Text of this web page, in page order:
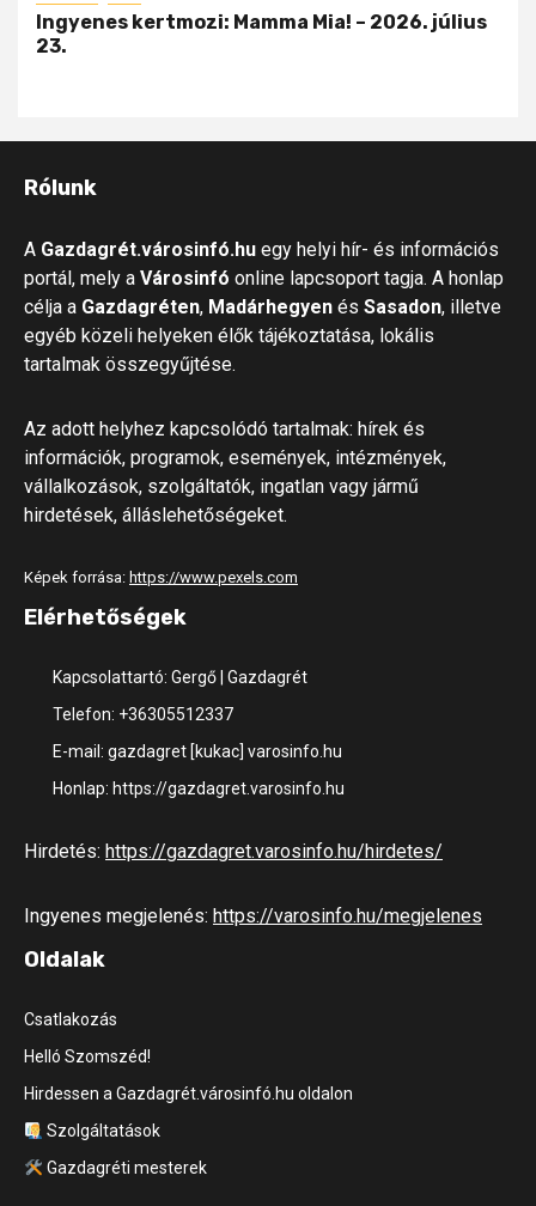
Ingyenes kertmozi: Mamma Mia! – 2026. július
23.
Rólunk
A Gazdagrét.városinfó.hu egy helyi hír- és információs
portál, mely a Városinfó online lapcsoport tagja. A honlap
célja a Gazdagréten, Madárhegyen és Sasadon, illetve
egyéb közeli helyeken élők tájékoztatása, lokális
tartalmak összegyűjtése.
Az adott helyhez kapcsolódó tartalmak: hírek és
információk, programok, események, intézmények,
vállalkozások, szolgáltatók, ingatlan vagy jármű
hirdetések, álláslehetőségeket.
Képek forrása: https://www.pexels.com
Elérhetőségek
Kapcsolattartó: Gergő | Gazdagrét
Telefon: +36305512337
E-mail: gazdagret [kukac] varosinfo.hu
Honlap: https://gazdagret.varosinfo.hu
Hirdetés: https://gazdagret.varosinfo.hu/hirdetes/
Ingyenes megjelenés: https://varosinfo.hu/megjelenes
Oldalak
Csatlakozás
Helló Szomszéd!
Hirdessen a Gazdagrét.városinfó.hu oldalon
Szolgáltatások
Gazdagréti mesterek